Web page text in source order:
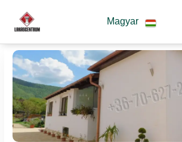
Magyar